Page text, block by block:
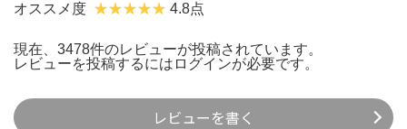
オススメ度 4.8点
現在、3478件のレビューが投稿されています。
レビューを投稿するには ログインが必要です。
レビューを書く